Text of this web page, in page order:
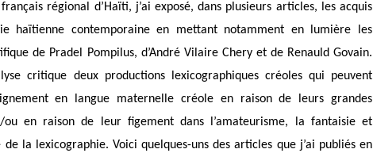
régional d’Haïti, j’ai exposé, dans plusieurs articles, les acquis
haïtienne contemporaine en mettant notamment en lumière les
de Pradel Pompilus, d’André Vilaire Chery et de Renauld Govain.
critique deux productions lexicographiques créoles qui peuvent
en langue maternelle créole en raison de leurs grandes
ou en raison de leur figement dans l’amateurisme, la fantaisie et
la lexicographie. Voici quelques-uns des articles que j’ai publiés en